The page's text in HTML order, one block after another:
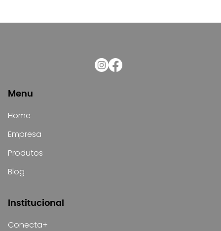
Menu
Home
Empresa
Produtos
Blog
Institucional
Conecta+